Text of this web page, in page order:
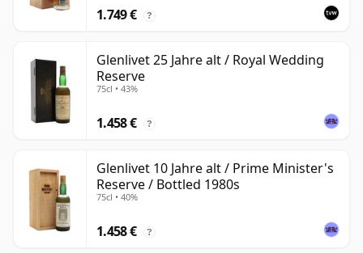
1.749 € ?
Glenlivet 25 Jahre alt / Royal Wedding
Reserve
75cl • 43%
1.458 € ?
Glenlivet 10 Jahre alt / Prime Minister's
Reserve / Bottled 1980s
75cl • 40%
1.458 € ?